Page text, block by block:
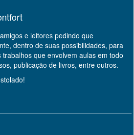
e leitores pedindo que
dentro de suas possibilidades, para
que envolvem aulas em todo
publicação de livros, entre outros.